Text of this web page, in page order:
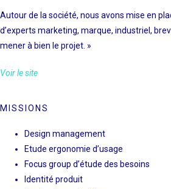
Autour de la société, nous avons mise en
d’experts marketing, marque, industriel,
mener à bien le projet. »
Voir le site
MISSIONS
Design management
Etude ergonomie d’usage
Focus group d’étude des besoins
Identité produit